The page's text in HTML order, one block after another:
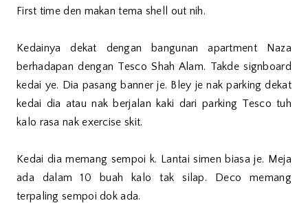
First time den makan tema shell out nih.
Kedainya dekat dengan bangunan apartment Naza
berhadapan dengan Tesco Shah Alam. Takde signboard
kedai ye. Dia pasang banner je. Bley je nak parking dekat
kedai dia atau nak berjalan kaki dari parking Tesco tuh
kalo rasa nak exercise skit.
Kedai dia memang sempoi k. Lantai simen biasa je. Meja
ada dalam 10 buah kalo tak silap. Deco memang
terpaling sempoi dok ada.